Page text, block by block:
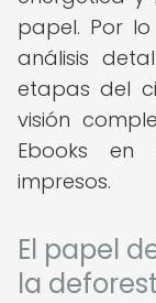
papel. Por
análisis
etapas del
visión
Ebooks en
impresos.
El papel
la